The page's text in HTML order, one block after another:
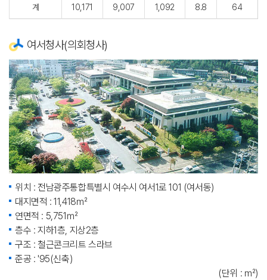
계 10,171 9,007 1,092 8.8 64
여서청사(의회청사)
위치 : 전남광주통합특별시 여수시 여서1로 101 (여서동)
대지면적 : 11,418㎡
연면적 : 5,751㎡
층수 : 지하1층, 지상2층
구조 : 철근콘크리트 스라브
준공 : '95(신축)
(단위 : ㎡)